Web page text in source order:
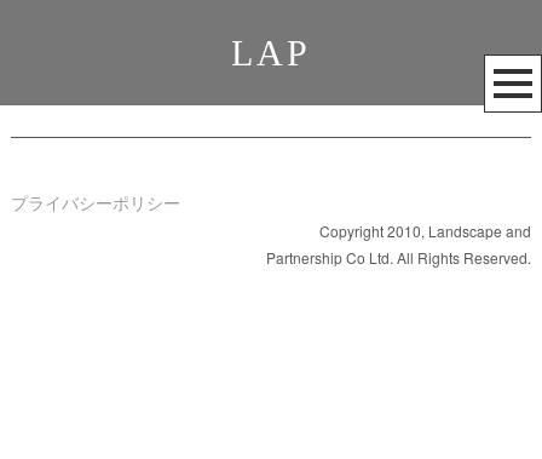
LAP
メ
ニ
ュ
開
く
プライバシーポリシー
Copyright 2010, Landscape and
Partnership Co Ltd. All Rights Reserved.